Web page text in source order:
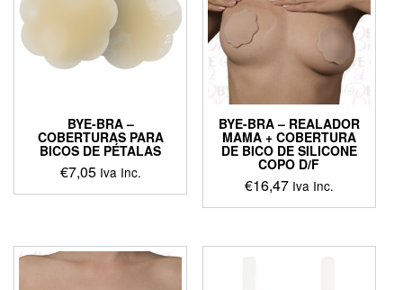
BYE-BRA –
COBERTURAS PARA
BICOS DE PÉTALAS
€7,05 Iva Inc.
BYE-BRA – REALADOR
MAMA + COBERTURA
DE BICO DE SILICONE
COPO D/F
€16,47 Iva Inc.